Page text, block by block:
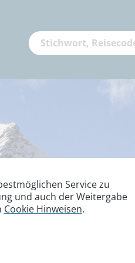
Service zu
und auch der Weitergabe
Cookie Hinweisen.